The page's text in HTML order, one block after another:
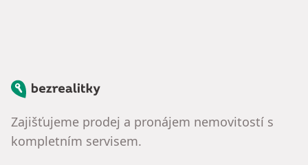
Bezrealitky
Zajišťujeme prodej a pronájem nemovitostí s
kompletním servisem.